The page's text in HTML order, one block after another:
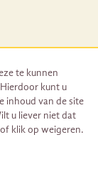
te kunnen
kunt u
inhoud van de site
u liever niet dat
klik op weigeren.